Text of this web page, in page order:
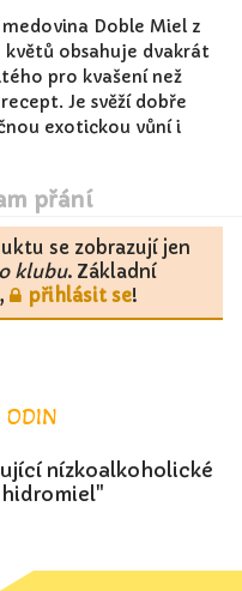
Doble Miel z
obsahuje dvakrát
pro kvašení než
Je svěží dobře
exotickou vůní i
přání
se zobrazují jen
klubu. Základní
přihlásit se!
ODIN
nízkoalkoholické